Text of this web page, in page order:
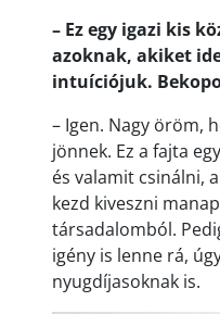
– Ez egy igazi kis
azoknak, akiket
intuíciójuk.
– Igen. Nagy öröm,
jönnek. Ez a fajta
és valamit csinálni,
kezd kiveszni
társadalomból.
igény is lenne rá,
nyugdíjasoknak is.